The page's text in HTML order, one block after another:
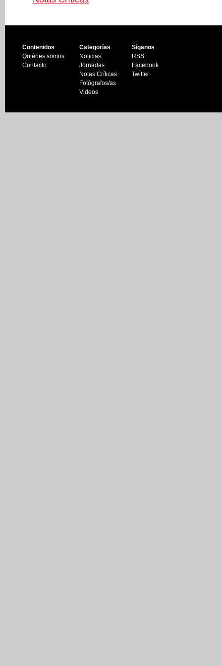
Contenidos
Quiénes somos
Contacto
Categorías
Noticias
Jornadas
Notas Críticas
Fotógrafos/as
Videos
Síganos
RSS
Facebook
Twitter